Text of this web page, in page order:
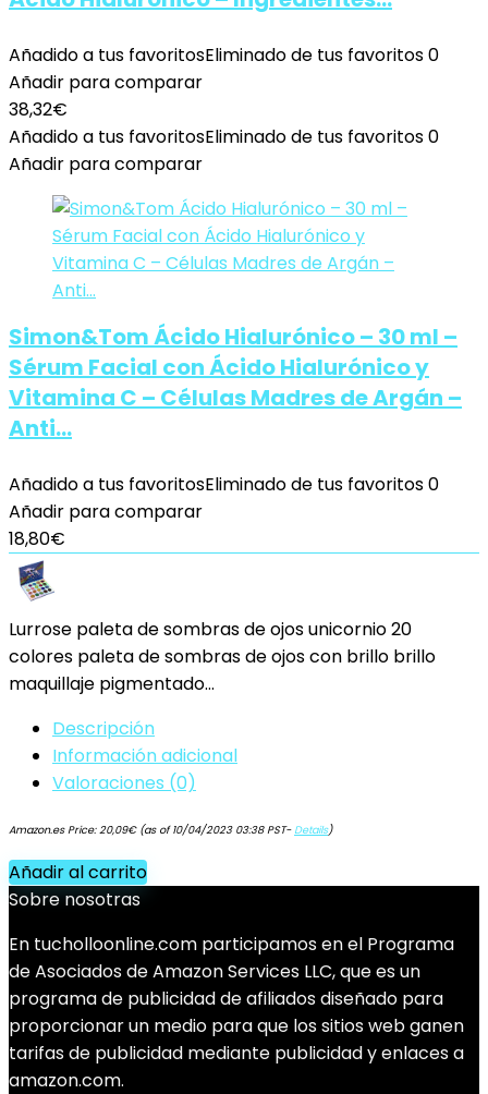
Añadido a tus favoritosEliminado de tus favoritos0
Añadir para comparar
38,32€
Añadido a tus favoritosEliminado de tus favoritos0
Añadir para comparar
Simon&Tom Ácido Hialurónico – 30 ml –
Sérum Facial con Ácido Hialurónico y
Vitamina C – Células Madres de Argán –
Anti…
Añadido a tus favoritosEliminado de tus favoritos0
Añadir para comparar
18,80€
Lurrose paleta de sombras de ojos unicornio 20
colores paleta de sombras de ojos con brillo brillo
maquillaje pigmentado…
Descripción
Información adicional
Valoraciones (0)
Amazon.es Price:20,09€(as of 10/04/2023 03:38 PST-Details)
Añadir al carrito
Sobre nosotras
En tucholloonline.com participamos en el Programa
de Asociados de Amazon Services LLC, que es un
programa de publicidad de afiliados diseñado para
proporcionar un medio para que los sitios web ganen
tarifas de publicidad mediante publicidad y enlaces a
amazon.com.